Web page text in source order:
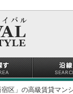
宿区」の高級賃貸マン